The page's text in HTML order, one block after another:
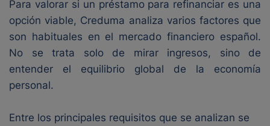
Para valorar si un préstamo para refinanciar es una
opción viable, Creduma analiza varios factores que
son habituales en el mercado financiero español.
No se trata solo de mirar ingresos, sino de
entender el equilibrio global de la economía
personal.
Entre los principales requisitos que se analizan se